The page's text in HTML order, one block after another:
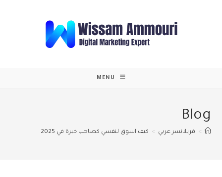
MENU
Blog
> فريلانسر عربي > كيف اسوق لنفسي كصاحب خبرة في 2025